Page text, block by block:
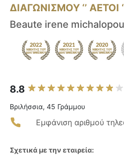
ΔΙΑΓΩΝΙΣΜΟΥ ‘’ ΑΕΤΟΙ
Beaute irene
8.8
Βριλήσσια, 45 Γράμμου
Εμφάνιση αριθμού
Σχετικά με την εταιρεία: